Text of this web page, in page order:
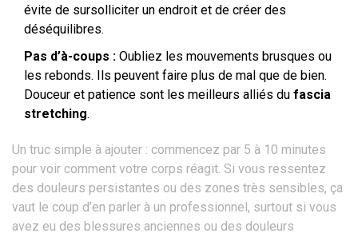
évite de sursolliciter un endroit et de créer des
déséquilibres.
Pas d’à-coups : Oubliez les mouvements brusques ou
les rebonds. Ils peuvent faire plus de mal que de bien.
Douceur et patience sont les meilleurs alliés du fascia
stretching.
Un truc simple à ajouter : commencez par 5 à 10 minutes
pour voir comment votre corps réagit. Si vous ressentez
des douleurs persistantes ou des zones très sensibles, ça
vaut le coup d’en parler à un professionnel, surtout si vous
avez eu des blessures anciennes ou des douleurs